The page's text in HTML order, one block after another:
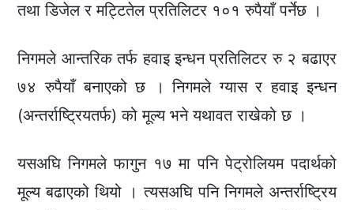
तथा डिजेल र मट्टितेल प्रतिलिटर १०१ रुपैयाँ पर्नेछ ।
निगमले आन्तरिक तर्फ हवाइ इन्धन प्रतिलिटर रु २ बढाएर
७४ रुपैयाँ बनाएको छ । निगमले ग्यास र हवाइ इन्धन
(अन्तर्राष्ट्रियतर्फ) को मूल्य भने यथावत राखेको छ ।
यसअघि निगमले फागुन १७ मा पनि पेट्रोलियम पदार्थको
मूल्य बढाएको थियो । त्यसअघि पनि निगमले अन्तर्राष्ट्रिय